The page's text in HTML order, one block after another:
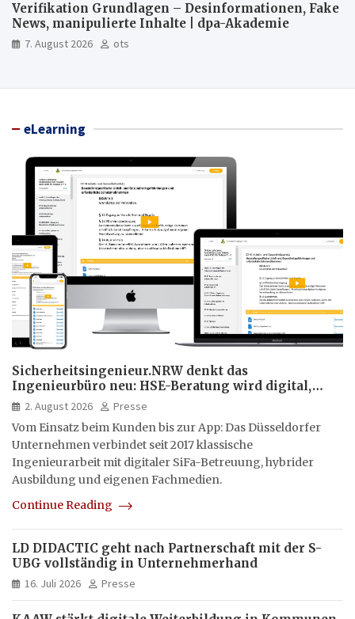
Verifikation Grundlagen – Desinformationen, Fake
News, manipulierte Inhalte | dpa-Akademie
7. August 2026 ots
eLearning
Sicherheitsingenieur.NRW denkt das
Ingenieurbüro neu: HSE-Beratung wird digital,
hybrid und multimedial
2. August 2026
Presse
Vom Einsatz beim Kunden bis zur App: Das Düsseldorfer
Unternehmen verbindet seit 2017 klassische
Ingenieurarbeit mit digitaler SiFa-Betreuung, hybrider
Ausbildung und eigenen Fachmedien.
Continue Reading
LD DIDACTIC geht nach Partnerschaft mit der S-
UBG vollständig in Unternehmerhand
16. Juli 2026 Presse